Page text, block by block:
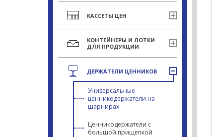
КАССЕТЫ ЦЕН
КОНТЕЙНЕРЫ И ЛОТКИ
ДЛЯ ПРОДУКЦИИ
ДЕРЖАТЕЛИ ЦЕННИКОВ
Универсальные
ценникодержатели на
шарнирах
Ценникодержатели с
большой прищепкой